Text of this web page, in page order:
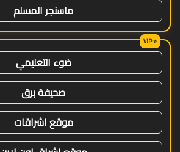
ماسنجر المسلم
ضوء التعليمي
صحيفة برق
موقع اشراقات